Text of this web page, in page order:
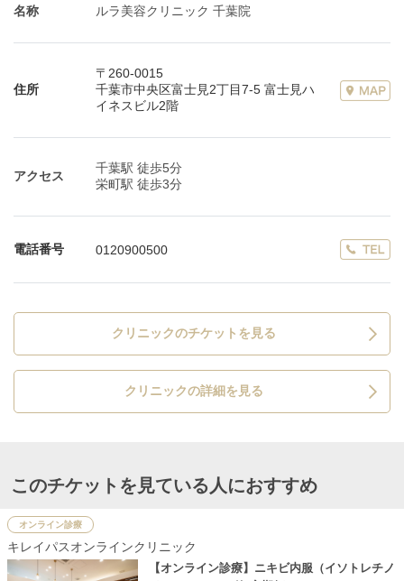
名称 ルラ美容クリニック 千葉院
住所
〒260-0015
千葉市中央区富士見2丁目7-5 富士見ハ
イネスビル2階
アクセス
千葉駅 徒歩5分
栄町駅 徒歩3分
電話番号 0120900500
クリニックのチケットを見る
クリニックの詳細を見る
このチケットを見ている人におすすめ
オンライン診療
キレイパスオンラインクリニック
【オンライン診療】ニキビ内服（イソトレチノ